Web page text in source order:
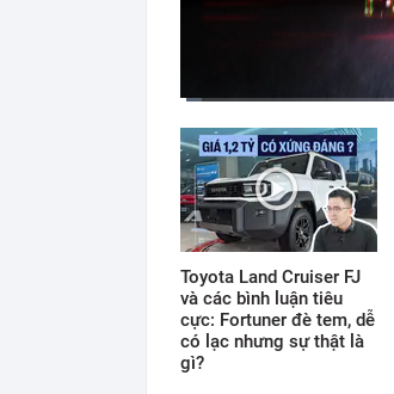
CurrentDuration
Toyota Land Cruiser FJ
và các bình luận tiêu
cực: Fortuner đè tem, dễ
có lạc nhưng sự thật là
gì?